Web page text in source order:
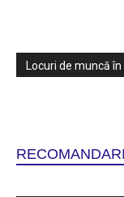
Locuri de muncă